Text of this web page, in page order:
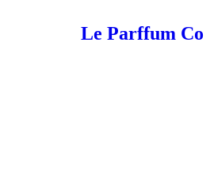
Le Parffum Co